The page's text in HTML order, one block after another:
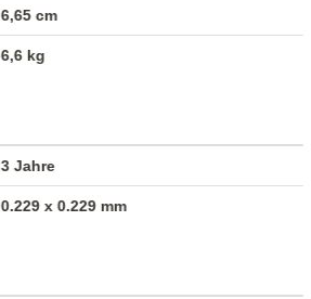
6,65 cm
6,6 kg
3 Jahre
0.229 x 0.229 mm